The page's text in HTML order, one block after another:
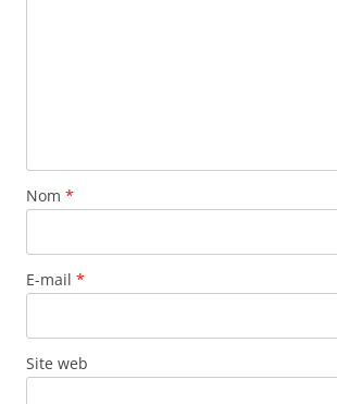
Nom *
E-mail *
Site web